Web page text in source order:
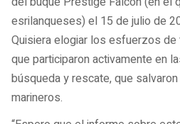
esrilanqueses) el 15 de julio de
Quisiera elogiar los esfuerzos
que participaron activamente en
búsqueda y rescate, que
marineros.